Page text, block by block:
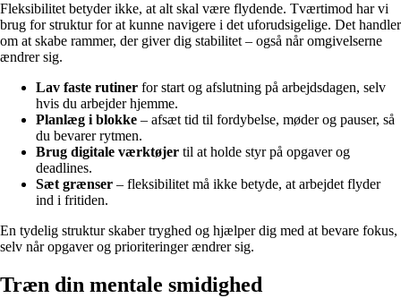
Fleksibilitet betyder ikke, at alt skal være flydende. Tværtimod har vi
brug for struktur for at kunne navigere i det uforudsigelige. Det handler
om at skabe rammer, der giver dig stabilitet – også når omgivelserne
ændrer sig.
Lav faste rutiner for start og afslutning på arbejdsdagen, selv
hvis du arbejder hjemme.
Planlæg i blokke – afsæt tid til fordybelse, møder og pauser, så
du bevarer rytmen.
Brug digitale værktøjer til at holde styr på opgaver og
deadlines.
Sæt grænser – fleksibilitet må ikke betyde, at arbejdet flyder
ind i fritiden.
En tydelig struktur skaber tryghed og hjælper dig med at bevare fokus,
selv når opgaver og prioriteringer ændrer sig.
Træn din mentale smidighed